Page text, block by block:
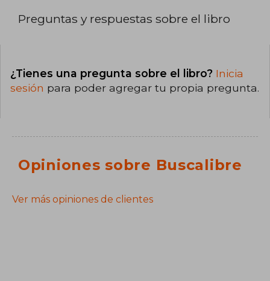
Preguntas y respuestas sobre el libro
¿Tienes una pregunta sobre el libro? Inicia
sesión para poder agregar tu propia pregunta.
Opiniones sobre Buscalibre
Ver más opiniones de clientes